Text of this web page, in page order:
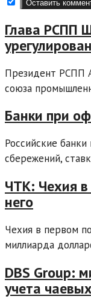
Глава РСПП
Президент РСПП
союза
Банки при
Российские
сбережений,
ЧТК: Чехия
него
Чехия в первом
миллиарда
DBS Group:
учета